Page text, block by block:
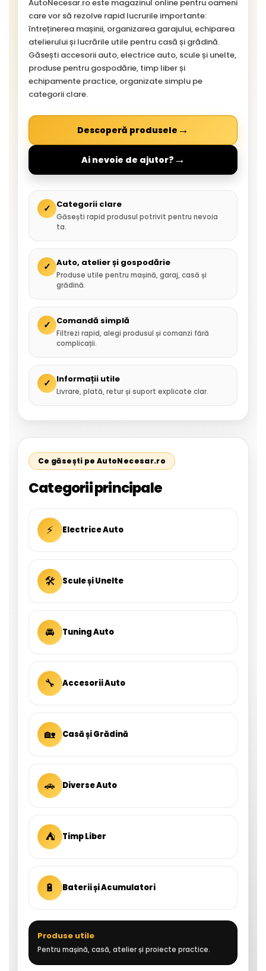
AutoNecesar.ro este magazinul online pentru oameni
care vor să rezolve rapid lucrurile importante:
întreținerea mașinii, organizarea garajului, echiparea
atelierului și lucrările utile pentru casă și grădină.
Găsești accesorii auto, electrice auto, scule și unelte,
produse pentru gospodărie, timp liber și
echipamente practice, organizate simplu pe
categorii clare.
Descoperă produsele →
Ai nevoie de ajutor? →
✓ Categorii clare
Găsești rapid produsul potrivit pentru nevoia
ta.
✓ Auto, atelier și gospodărie
Produse utile pentru mașină, garaj, casă și
grădină.
✓ Comandă simplă
Filtrezi rapid, alegi produsul și comanzi fără
complicații.
✓ Informații utile
Livrare, plată, retur și suport explicate clar.
Ce găsești pe AutoNecesar.ro
Categorii principale
⚡ Electrice Auto
🛠 Scule și Unelte
🚘 Tuning Auto
🔧 Accesorii Auto
🏡 Casă și Grădină
🚗 Diverse Auto
⛺ Timp Liber
🔋 Baterii și Acumulatori
Produse utile
Pentru mașină, casă, atelier și proiecte practice.